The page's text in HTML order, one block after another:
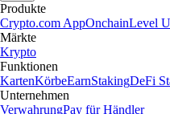
Produkte
Crypto.com AppOnchainLevel
Märkte
Krypto
Funktionen
KartenKörbeEarnStakingDeFi
Unternehmen
VerwahrungPay für Händler